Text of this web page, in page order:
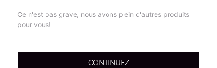
hannibale large
Base sauce tomate, boeuf, jambon, poulet, merguez
Ce n'est pas grave, nous avons plein d'autres produits
pour vous!
CONTINUEZ